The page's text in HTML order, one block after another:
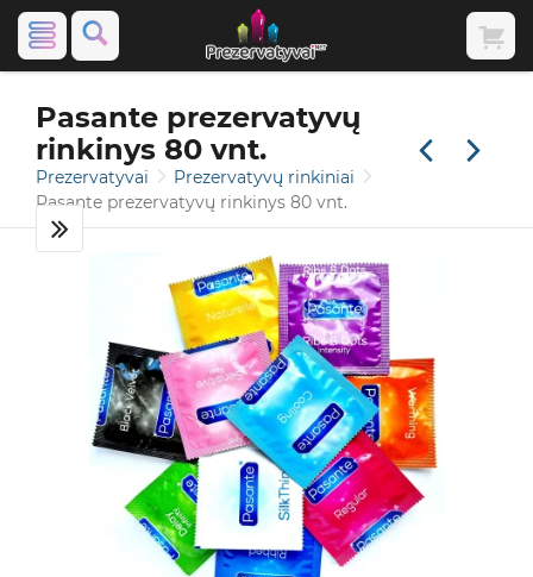
Pasante prezervatyvų
rinkinys 80 vnt.
Prezervatyvai
Prezervatyvų rinkiniai
Pasante prezervatyvų rinkinys 80 vnt.